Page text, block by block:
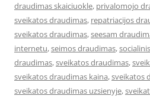
draudimas skaiciuokle, privalomojo
sveikatos draudimas, repatriacijos
sveikatos draudimas,seesam
internetu,seimos draudimas,
draudimas,sveikatos draudimas,
sveikatos draudimas kaina,sveikatos
sveikatos draudimas uzsienyje,